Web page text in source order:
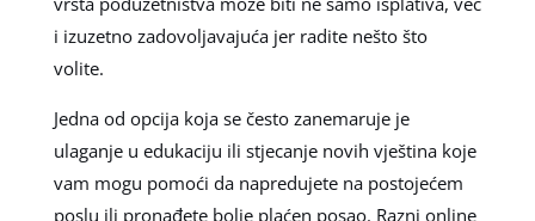
i izuzetno zadovoljavajuća jer radite nešto što
volite.
Jedna od opcija koja se često zanemaruje je
ulaganje u edukaciju ili stjecanje novih vještina koje
vam mogu pomoći da napredujete na postojećem
poslu ili pronađete bolje plaćen posao. Razni online